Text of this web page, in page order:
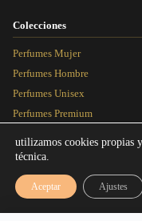
Colecciones
Perfumes Mujer
Perfumes Hombre
Perfumes Unisex
Perfumes Premium
Artículos
Equivalencias
utilizamos cookies propias
técnica.
Aceptar Ajustes